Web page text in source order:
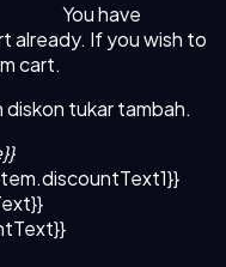
You have
already. If you wish to
cart.
tukar tambah.